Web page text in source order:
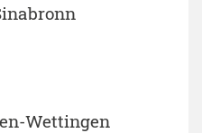
Wettingen